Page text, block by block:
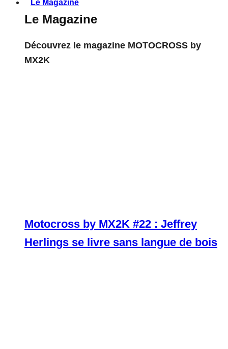
Le Magazine
Le Magazine
Découvrez le magazine MOTOCROSS by
MX2K
Motocross by MX2K #22 : Jeffrey
Herlings se livre sans langue de bois